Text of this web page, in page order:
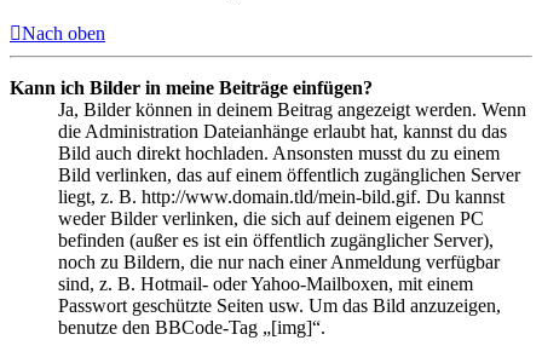
Nach oben
Kann ich Bilder in meine Beiträge einfügen?
Ja, Bilder können in deinem Beitrag angezeigt werden. Wenn
die Administration Dateianhänge erlaubt hat, kannst du das
Bild auch direkt hochladen. Ansonsten musst du zu einem
Bild verlinken, das auf einem öffentlich zugänglichen Server
liegt, z. B. http://www.domain.tld/mein-bild.gif. Du kannst
weder Bilder verlinken, die sich auf deinem eigenen PC
befinden (außer es ist ein öffentlich zugänglicher Server),
noch zu Bildern, die nur nach einer Anmeldung verfügbar
sind, z. B. Hotmail- oder Yahoo-Mailboxen, mit einem
Passwort geschützte Seiten usw. Um das Bild anzuzeigen,
benutze den BBCode-Tag „[img]“.